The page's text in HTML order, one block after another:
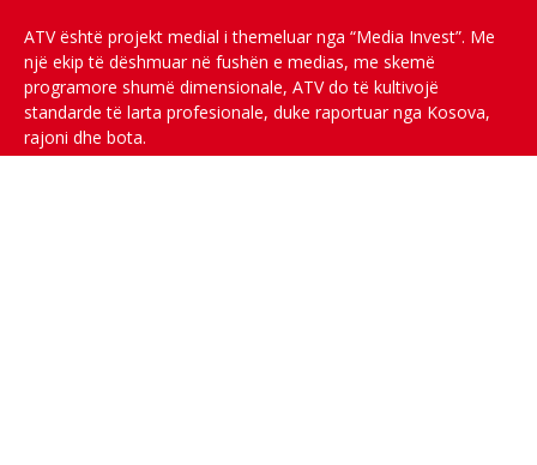
ATV është projekt medial i themeluar nga “Media Invest”. Me
një ekip të dëshmuar në fushën e medias, me skemë
programore shumë dimensionale, ATV do të kultivojë
standarde të larta profesionale, duke raportuar nga Kosova,
rajoni dhe bota.